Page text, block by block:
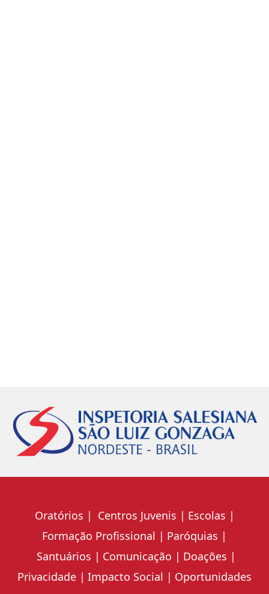
Oratórios Centros Juvenis
Escolas
Formação Profissional
Paróquias
Santuários
Comunicação
Doações
Privacidade
Impacto Social Oportunidades